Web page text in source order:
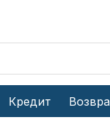
Кредит